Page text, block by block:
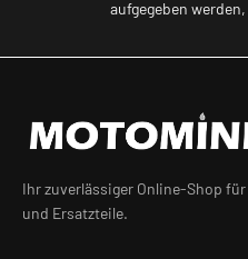
aufgegeben
Ihr zuverlässiger Online-Shop
und Ersatzteile.